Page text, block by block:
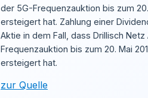
der 5G-Frequenzauktion bis zum
ersteigert hat. Zahlung einer
Aktie in dem Fall, dass Drillisch
Frequenzauktion bis zum 20. Mai
ersteigert hat.
zur Quelle